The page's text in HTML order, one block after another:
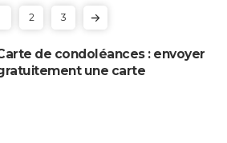
2 3
de condoléances : envoyer
une carte